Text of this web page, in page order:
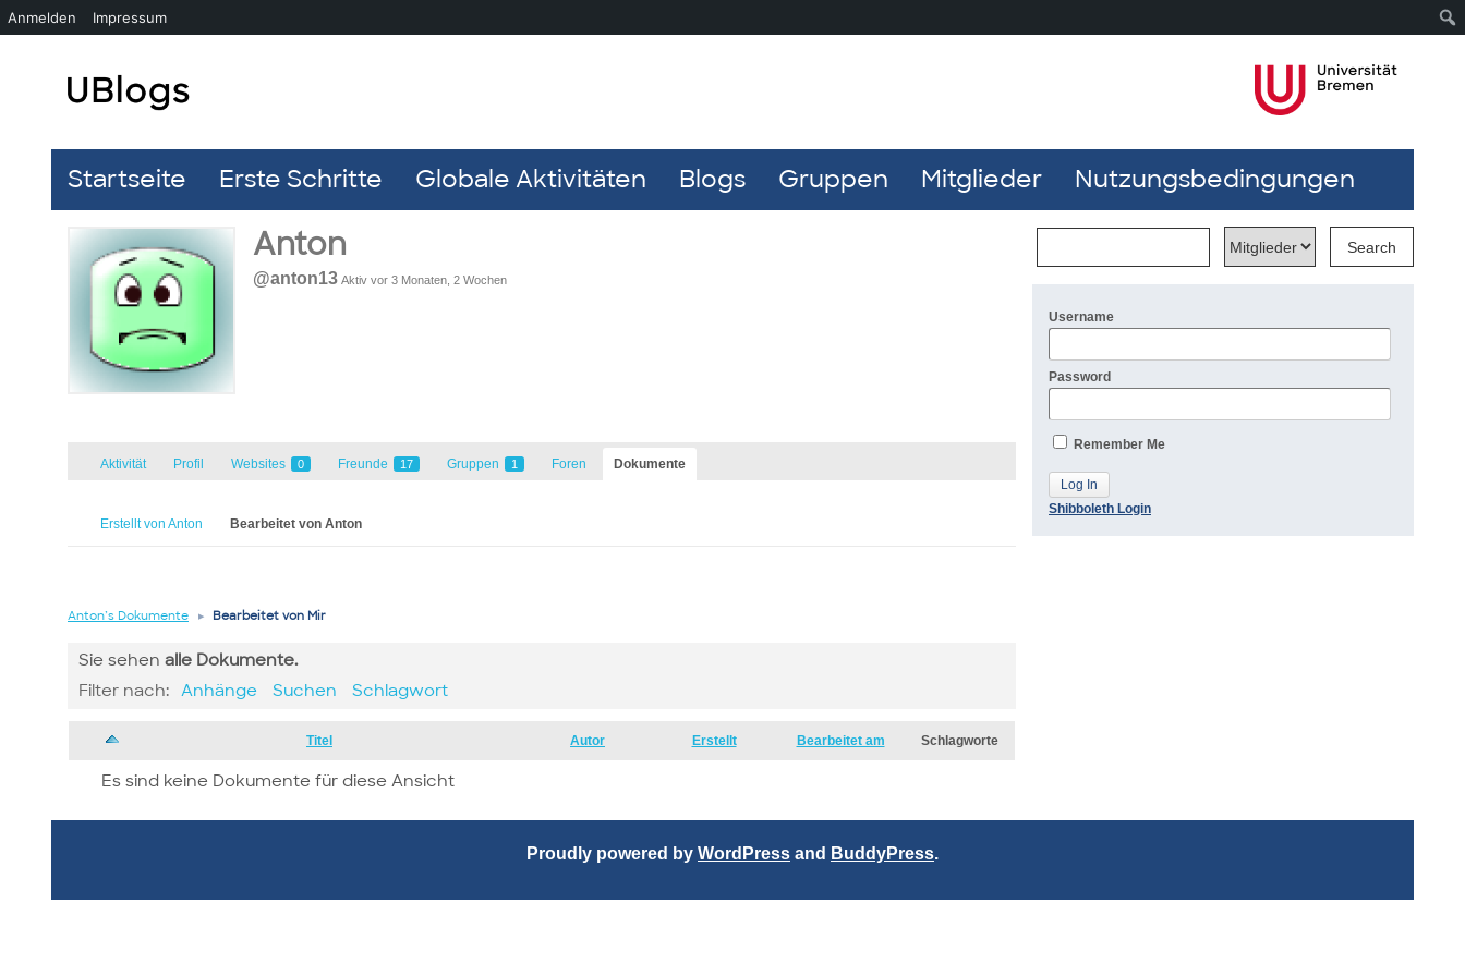
Startseite Erste Schritte Globale Aktivitäten Blogs Gruppen Mitglieder Nutzungsbedingungen
Anton
@anton13 Aktiv vor 3 Monaten, 2 Wochen
Aktivität Profil Websites 0 Freunde 17 Gruppen 1 Foren Dokumente
Erstellt von Anton Bearbeitet von Anton
Anton’s Dokumente ▸ Bearbeitet von Mir
Sie sehen alle Dokumente.
Filter nach: Anhänge Suchen Schlagwort
Has
Titel Autor Erstellt Bearbeitet am Schlagworte
Es sind keine Dokumente für diese Ansicht
Username
Password
Remember Me
Shibboleth Login
Proudly powered by WordPress and BuddyPress.
Anmelden Impressum